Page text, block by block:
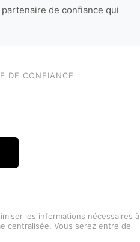
de confiance qui
DE CONFIANCE
les informations nécessaires à
centralisée. Vous serez entre de